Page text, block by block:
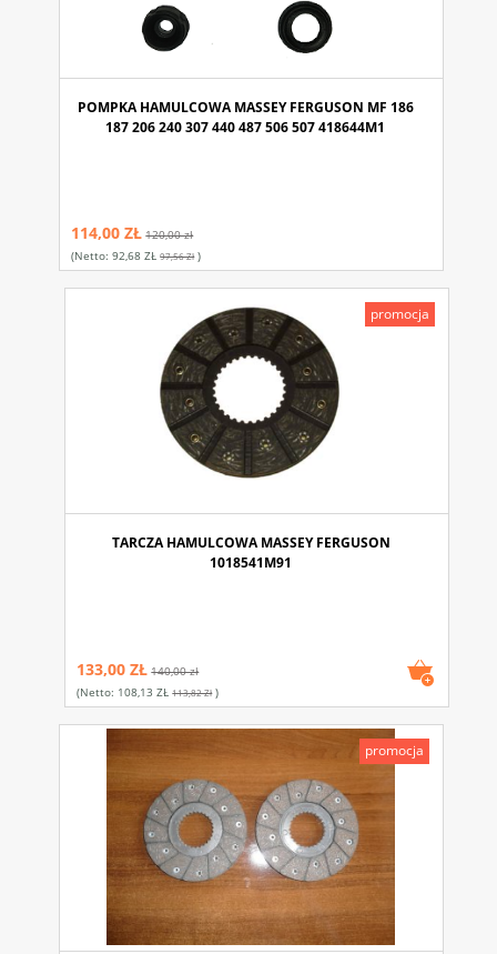
POMPKA HAMULCOWA MASSEY FERGUSON MF 186
187 206 240 307 440 487 506 507 418644M1
114,00 ZŁ 120,00 zł
(netto:92,68 ZŁ 97,56 Zł)
TARCZA HAMULCOWA MASSEY FERGUSON
1018541M91
133,00 ZŁ 140,00 zł
(netto: 108,13 ZŁ 113,82 Zł)
promocja
promocja